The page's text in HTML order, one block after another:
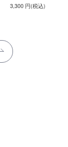
3,300 円(税込)